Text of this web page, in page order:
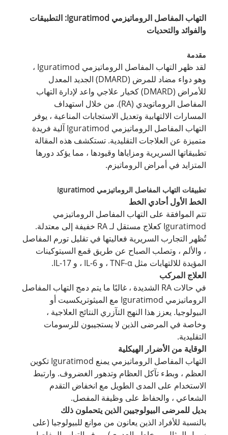
التهاب المفاصل الروماتيزمي Iguratimod: التطبيقات
والفوائد والتحديات
مقدمة
لقد ظهر التهاب المفاصل الروماتيزمي Iguratimod ،
وهو دواء مضاد للمرض (DMARD) الجديد المعدل
للأمراض (DMARD) كخيار علاجي واعد لإدارة التهاب
المفاصل الروماتويدي (RA). من خلال استهداف
المسارات الالتهابية وتعديل الاستجابات المناعية ، يوفر
التهاب المفاصل الروماتيزمي Iguratimod آلية فريدة
متميزة عن العلاجات التقليدية. تستكشف هذه المقالة
تطبيقاتها السريرية ومزاياها وقيودها ، مما يؤكد دورها
المتزايد في أمراض الروماتيزم.
تطبيقات التهاب المفاصل الروماتيزمي Iguratimod
الخط الأول أحادي الخط
تتم الموافقة على التهاب المفاصل الروماتيزمي
Iguratimod كعلاج مستقل لـ RA خفيفة إلى معتدلة.
تُظهر التجارب السريرية فعاليتها في تقليل تورم المفاصل
، والألم ، وتصلب الصباح عن طريق قمع السيتوكينات
المؤيدة للالتهابات مثل TNF-α ، و IL-6 ، و IL-17.
العلاج المركب
في حالات RA الشديدة ، غالبًا ما يتم دمج التهاب المفاصل
الروماتيزمي Iguratimod مع الميثوتريكسيت أو
البيولوجيا. يعزز هذا النهج التآزري النتائج العلاجية ،
وخاصة في المرضى الذين لا يستجيبون للرسومات
التقليدية.
الوقاية من الأضرار الهيكلية
التهاب المفاصل الروماتيزمي يمنع Iguratimod تكوين
العظم ، وبطء تآكل العظام وتدهور الغضروف. وارتبط
الاستخدام على المدى الطويل مع انخفاض التقدم
الشعاعي ، والحفاظ على وظيفة المفصل.
بديل للمرضى البيولوجيين الذين يتحملون ذلك
بالنسبة للأفراد الذين يعانون من موانع للبيولوجيا (على